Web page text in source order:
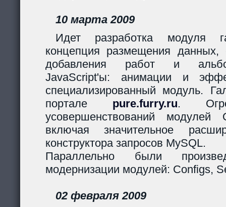
10 марта 2009
Идет разработка модуля
концепция размещения данных,
добавления работ и
JavaScript'ы: анимации и
специализированный модуль.
портале pure.furry.ru.
усовершенствований
включая значительное
конструктора запросов MySQL.
Параллельно были
модернизации модулей: Configs,
02 февраля 2009